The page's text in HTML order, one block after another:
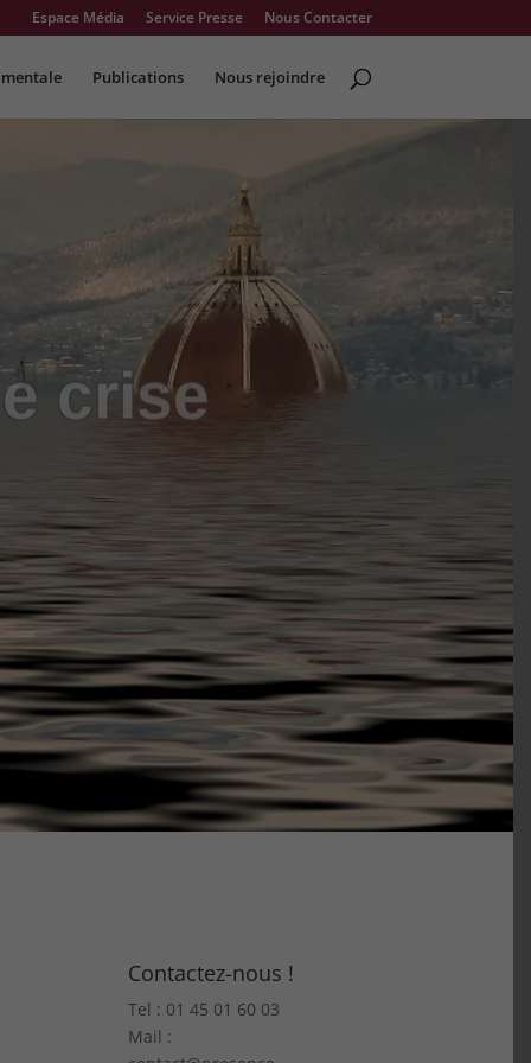
Espace Média Service Presse Nous Contacter
Publications Nous rejoindre
crise
Contactez-nous !
Tel : 01 45 01 60 03
Mail :